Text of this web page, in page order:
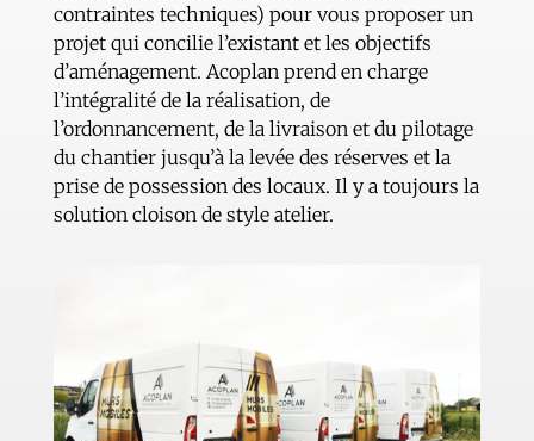
contraintes techniques) pour vous proposer un
projet qui concilie l’existant et les objectifs
d’aménagement. Acoplan prend en charge
l’intégralité de la réalisation, de
l’ordonnancement, de la livraison et du pilotage
du chantier jusqu’à la levée des réserves et la
prise de possession des locaux. Il y a toujours la
solution cloison de style atelier.